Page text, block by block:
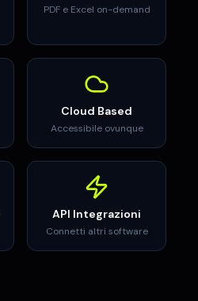
PDF e Excel on-demand
Cloud Based
Accessibile ovunque
API Integrazioni
Connetti altri software